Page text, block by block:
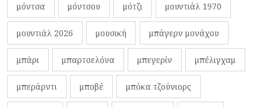
μόντσα μόντσου μότζι μουντιάλ 1970
μουντιάλ 2026 μουσική μπάγερν μονάχου
μπάρι μπαρτσελόνα μπεγερίν μπέλιγχαμ
μπεράρντι μποβέ μπόκα τζούνιορς